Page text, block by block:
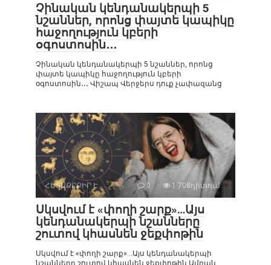
Չինական կենդանակերպի 5
նշաններ, որոնց փայտե կապիկը
հաջողություն կբերի
օգոստոսին․․․
Չինական կենդանակերպի 5 նշաններ, որոնց
փայտե կապիկը հաջողություն կբերի
օգոստոսին․․․ Վիշապ Վերջերս դուք չափազանց
ՀԵՏԱՔՐՔԻՐ Է 0 1 708դիտում
Սկսվում է «փողի շարք»…Այս
կենդանակերպի նշանները
շուտով կհասնեն ջեքփոթին
Սկսվում է «փողի շարք»…Այս կենդանակերպի
նշանները շուտով կհասնեն ջեքփոթին Ամռան